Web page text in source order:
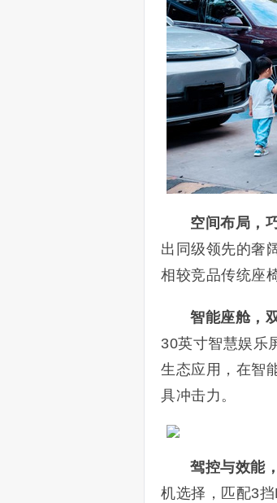
空间布局，
出同级领先的奢
相较竞品传统座
智能座舱，
30英寸智慧娱乐
生态应用，在智
具冲击力。
驾控与效能
机选择，匹配3